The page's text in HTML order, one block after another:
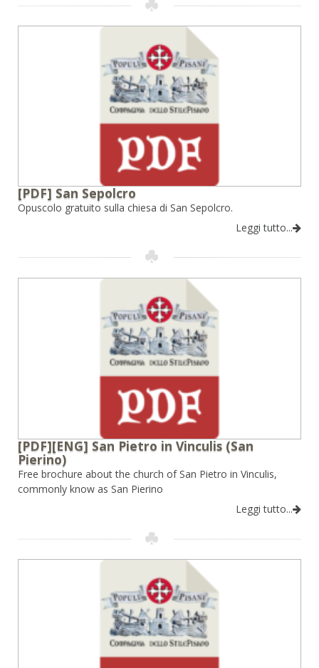
[PDF] San Sepolcro
Opuscolo gratuito sulla chiesa di San Sepolcro.
Leggi tutto...
[PDF][ENG] San Pietro in Vinculis (San
Pierino)
Free brochure about the church of San Pietro in Vinculis,
commonly know as San Pierino
Leggi tutto...